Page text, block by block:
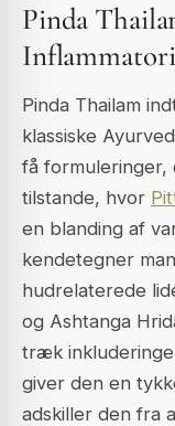
Pinda
Pinda Thailam
klassiske
få formuleringer,
tilstande, hvor
en blanding af
kendetegner
hudrelaterede
og Ashtanga
træk
giver den en
adskiller den fra